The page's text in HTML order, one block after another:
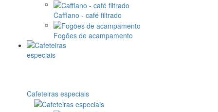
Cafflano - café filtrado
Fogões de acampamento
Cafeteiras especiais